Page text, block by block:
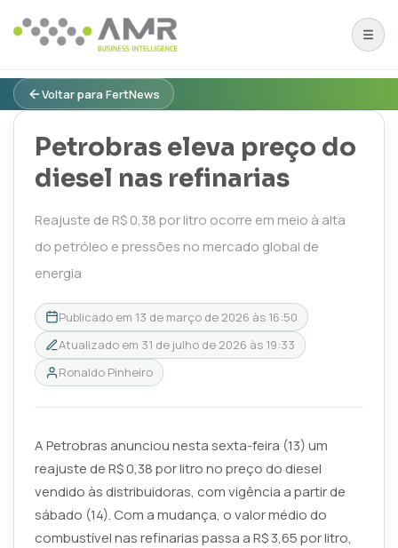
Voltar para FertNews
Petrobras eleva preço do
diesel nas refinarias
Reajuste de R$ 0,38 por litro ocorre em meio à alta
do petróleo e pressões no mercado global de
energia
Publicado em 13 de março de 2026 às 16:50
Atualizado em 31 de julho de 2026 às 19:33
Ronaldo Pinheiro
A Petrobras anunciou nesta sexta-feira (13) um
reajuste de R$ 0,38 por litro no preço do diesel
vendido às distribuidoras, com vigência a partir de
sábado (14). Com a mudança, o valor médio do
combustível nas refinarias passa a R$ 3,65 por litro,